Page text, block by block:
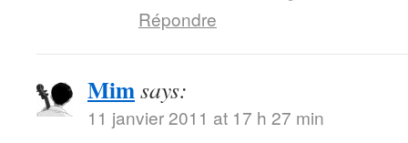
Répondre
Mimsays:
11 janvier 2011 at 17 h 27 min